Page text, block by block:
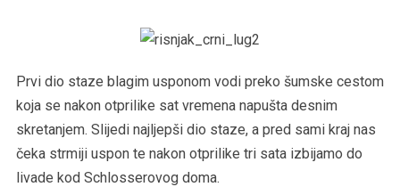
Prvi dio staze blagim usponom vodi preko šumske cestom
koja se nakon otprilike sat vremena napušta desnim
skretanjem. Slijedi najljepši dio staze, a pred sami kraj nas
čeka strmiji uspon te nakon otprilike tri sata izbijamo do
livade kod Schlosserovog doma.